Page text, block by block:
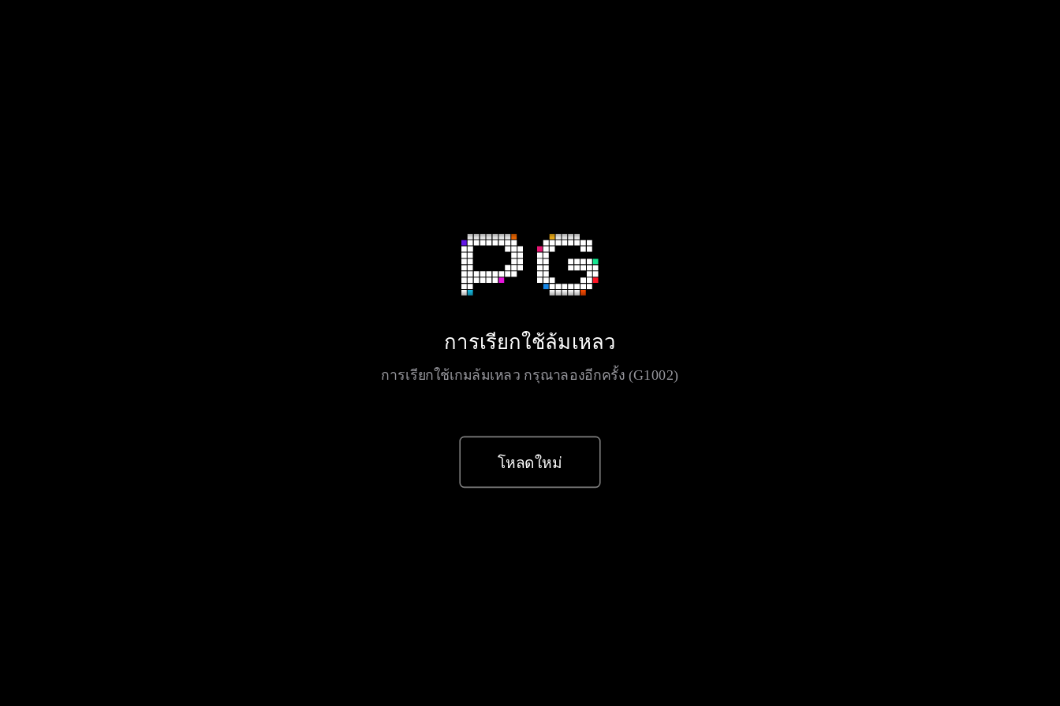
การเรียกใช้ล้มเหลว
การเรียกใช้เกมล้มเหลว กรุณาลองอีกครั้ง (G1002)
โหลดใหม่